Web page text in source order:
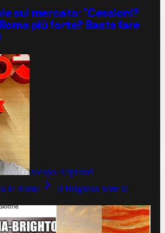
sul mercato: "Cessioni?
più forte? Basta fare
Jacopo Aliprandi
la Roma
Il Brighton batte la